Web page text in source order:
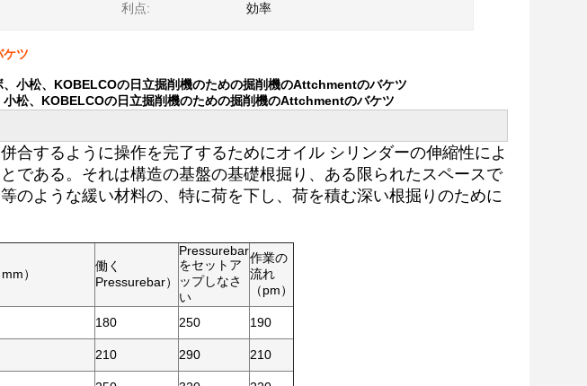
利点: 効率
ケツ
小松、KOBELCOの日立掘削機のための掘削機のAttchmentのバケツ
松、KOBELCOの日立掘削機のための掘削機のAttchmentのバケツ
合するように操作を完了するためにオイル シリンダーの伸縮性によ
である。それは構造の基盤の基礎根掘り、ある限られたスペースで
のような緩い材料の、特に荷を下し、荷を積む深い根掘りのために
）
働く
Pressurebar）
Pressurebar
をセットア
ップしなさ
い
作業の
流れ
（pm）
180 250 190
210 290 210